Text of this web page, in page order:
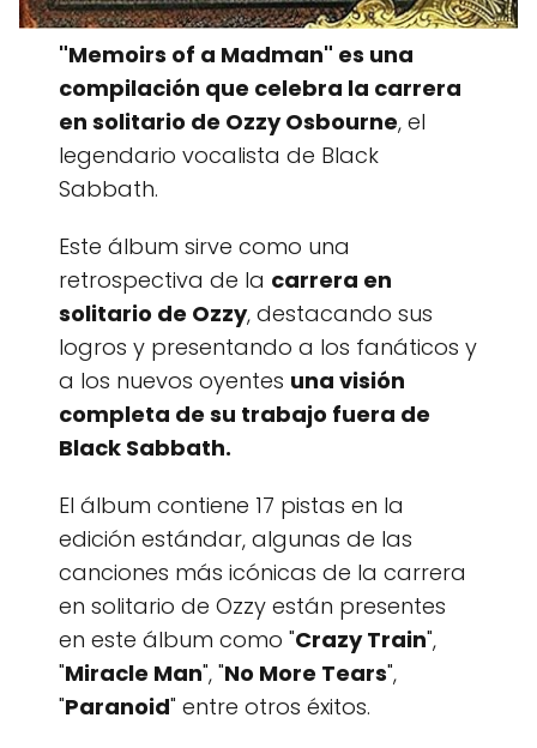
"Memoirs of a Madman" es una
compilación que celebra la carrera
en solitario de Ozzy Osbourne, el
legendario vocalista de Black
Sabbath.
Este álbum sirve como una
retrospectiva de la carrera en
solitario de Ozzy, destacando sus
logros y presentando a los fanáticos y
a los nuevos oyentes una visión
completa de su trabajo fuera de
Black Sabbath.
El álbum contiene 17 pistas en la
edición estándar, algunas de las
canciones más icónicas de la carrera
en solitario de Ozzy están presentes
en este álbum como "Crazy Train",
"Miracle Man", "No More Tears",
"Paranoid" entre otros éxitos.